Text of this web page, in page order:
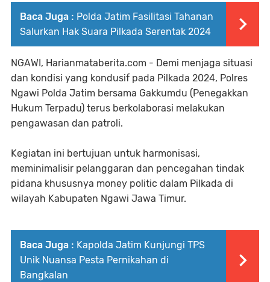
Baca Juga : Polda Jatim Fasilitasi Tahanan
Salurkan Hak Suara Pilkada Serentak 2024
NGAWI, Harianmataberita.com - Demi menjaga situasi
dan kondisi yang kondusif pada Pilkada 2024, Polres
Ngawi Polda Jatim bersama Gakkumdu (Penegakkan
Hukum Terpadu) terus berkolaborasi melakukan
pengawasan dan patroli.
Kegiatan ini bertujuan untuk harmonisasi,
meminimalisir pelanggaran dan pencegahan tindak
pidana khususnya money politic dalam Pilkada di
wilayah Kabupaten Ngawi Jawa Timur.
Baca Juga : Kapolda Jatim Kunjungi TPS
Unik Nuansa Pesta Pernikahan di
Bangkalan